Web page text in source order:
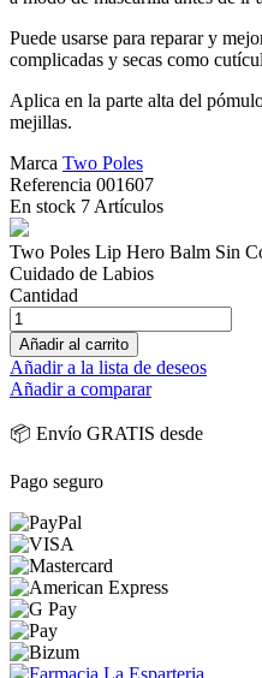
Puede usarse para reparar y
complicadas y secas como
Aplica en la parte alta del
mejillas.
Marca Two Poles
Referencia 001607
En stock 7 Artículos
Two Poles Lip Hero Balm Sin
Cuidado de Labios
Cantidad
Añadir al carrito
Añadir a la lista de deseos
Añadir a comparar
📦 Envío GRATIS desde
Pago seguro